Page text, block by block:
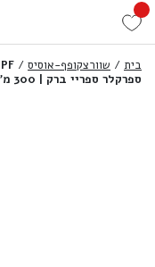
בית / שוורצקופף-אוסיס /
ספרקלר ספריי ברק | 300 מ”ל